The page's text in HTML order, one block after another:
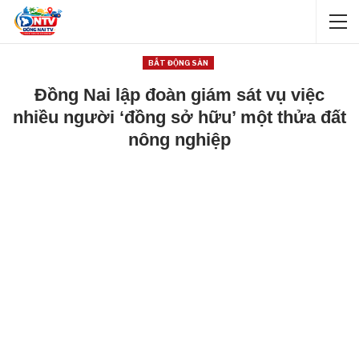
BẤT ĐỘNG SẢN
Đồng Nai lập đoàn giám sát vụ việc
nhiều người ‘đồng sở hữu’ một thửa đất
nông nghiệp